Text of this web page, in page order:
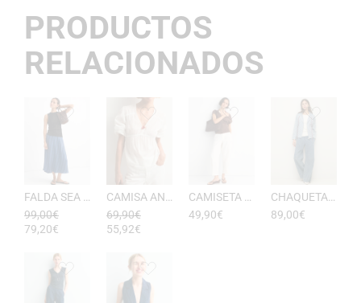
PRODUCTOS
RELACIONADOS
99,00€
79,20€
69,90€
55,92€
49,90€
89,00€